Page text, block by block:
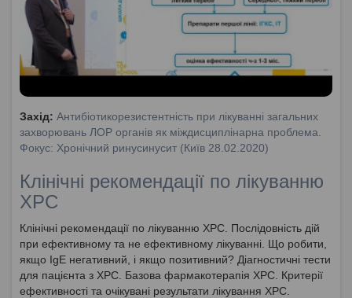
Захід: Антибіотикорезистентність при лікуванні загальних
захворювань ЛОР органів як міждисциплінарна проблема.
Фокус: Хронічний ринусинусит (Київ 28.02.2020)
Клінічні рекомендації по лікуванню
ХРС
Клінічні рекомендації по лікуванню ХРС. Послідовність дій
при ефективному та не ефективному лікуванні. Що робити,
якщо IgE негативний, і якщо позитивний? Діагностичні тести
для пацієнта з ХРС. Базова фармакотерапія ХРС. Критерії
ефективності та очікувані результати лікування ХРС.